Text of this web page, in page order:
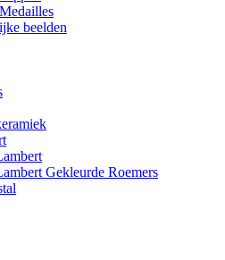
beelden
Gekleurde Roemers